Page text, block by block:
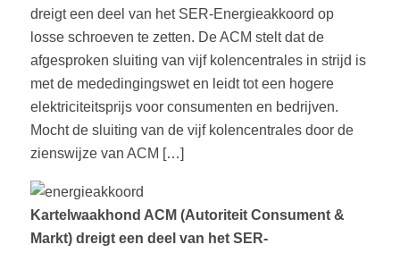
dreigt een deel van het SER-Energieakkoord op
losse schroeven te zetten. De ACM stelt dat de
afgesproken sluiting van vijf kolencentrales in strijd is
met de mededingingswet en leidt tot een hogere
elektriciteitsprijs voor consumenten en bedrijven.
Mocht de sluiting van de vijf kolencentrales door de
zienswijze van ACM […]
Kartelwaakhond ACM (Autoriteit Consument &
Markt) dreigt een deel van het SER-